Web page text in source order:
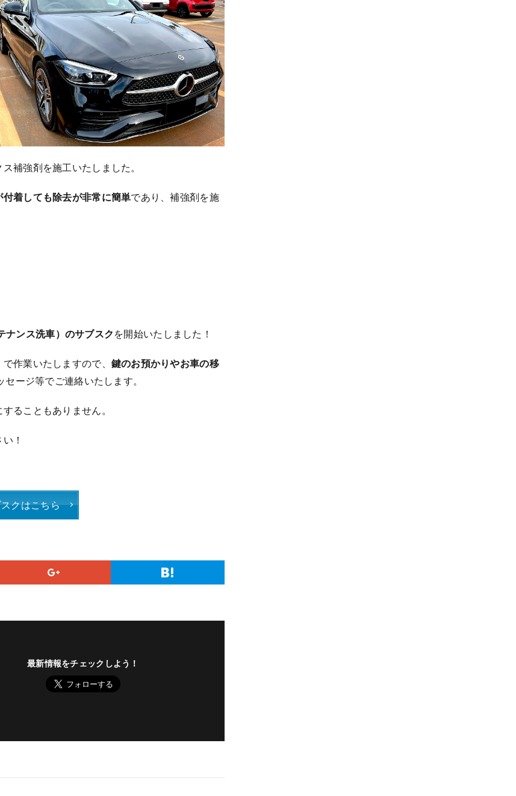
補強剤を施工いたしました。
付着しても除去が非常に簡単であり、補強剤を施
ナンス洗車）のサブスク を開始いたしました！
作業いたしますので、 鍵のお預かりやお車の移
ージ等でご連絡いたします。
ることもありません。
！
クはこちら
最新情報をチェックしよう！